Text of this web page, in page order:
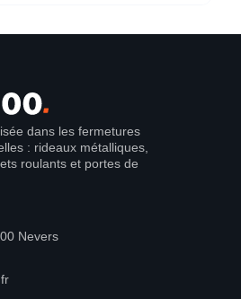
dans les fermetures
: rideaux métalliques,
roulants et portes de
Nevers